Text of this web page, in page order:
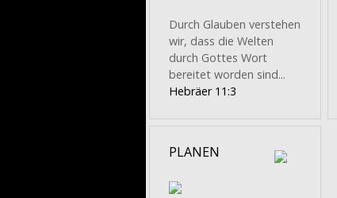
Durch Glauben verstehen
wir, dass die Welten
durch Gottes Wort
bereitet worden sind...
Hebräer 11:3
PLANEN